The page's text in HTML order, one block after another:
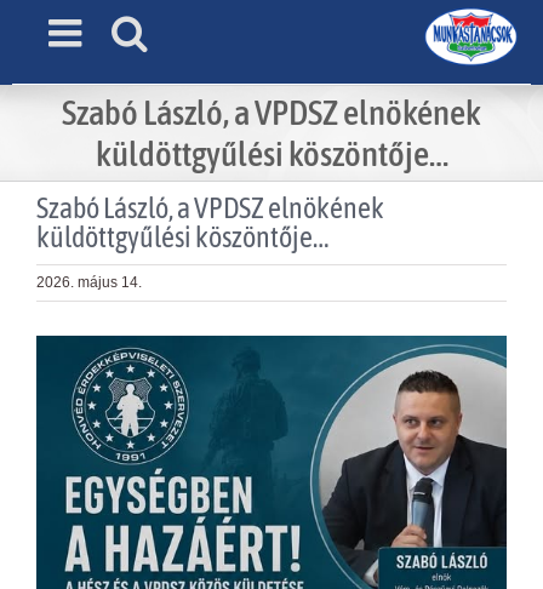
Szabó László, a VPDSZ elnökének
küldöttgyűlési köszöntője…
Szabó László, a VPDSZ elnökének
küldöttgyűlési köszöntője…
2026. május 14.
Larger
Image